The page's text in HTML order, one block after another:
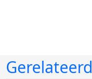
Gerelateerd